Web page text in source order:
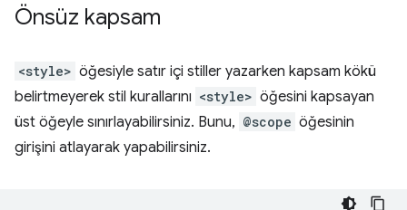
Önsüz kapsam
<style> öğesiyle satır içi stiller yazarken kapsam kökü
belirtmeyerek stil kurallarını <style> öğesini kapsayan
üst öğeyle sınırlayabilirsiniz. Bunu, @scope öğesinin
girişini atlayarak yapabilirsiniz.